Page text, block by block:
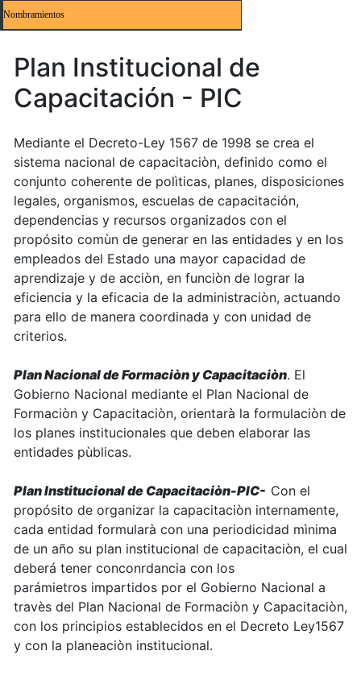
Nombramientos
Plan Institucional de
Capacitación - PIC
Mediante el Decreto-Ley 1567 de 1998 se crea el
sistema nacional de capacitaciòn, definido como el
conjunto coherente de polìticas, planes, disposiciones
legales, organismos, escuelas de capacitación,
dependencias y recursos organizados con el
propósito comùn de generar en las entidades y en los
empleados del Estado una mayor capacidad de
aprendizaje y de acciòn, en funciòn de lograr la
eficiencia y la eficacia de la administraciòn, actuando
para ello de manera coordinada y con unidad de
criterios.
Plan Nacional de Formaciòn y Capacitaciòn. El
Gobierno Nacional mediante el Plan Nacional de
Formaciòn y Capacitaciòn, orientarà la formulaciòn de
los planes institucionales que deben elaborar las
entidades pùblicas.
Plan Institucional de Capacitaciòn-PIC- Con el
propósito de organizar la capacitaciòn internamente,
cada entidad formularà con una periodicidad mìnima
de un año su plan institucional de capacitaciòn, el cual
deberá tener conconrdancia con los
parámietros impartidos por el Gobierno Nacional a
travès del Plan Nacional de Formaciòn y Capacitaciòn,
con los principios establecidos en el Decreto Ley1567
y con la planeaciòn institucional.